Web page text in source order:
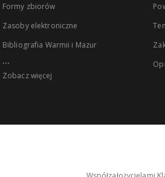
Formy zbiorów
Zasoby elektroniczne
Bibliografia Warmii i Mazur
...
Zobacz więcej